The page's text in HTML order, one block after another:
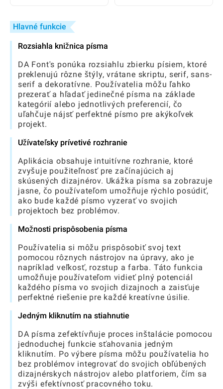
Hlavné funkcie
Rozsiahla knižnica písma
DA Font's ponúka rozsiahlu zbierku písiem, ktoré
preklenujú rôzne štýly, vrátane skriptu, serif, sans-
serif a dekoratívne. Používatelia môžu ľahko
prezerať a hľadať jedinečné písma na základe
kategórií alebo jednotlivých preferencií, čo
uľahčuje nájsť perfektné písmo pre akýkoľvek
projekt.
Užívateľsky prívetivé rozhranie
Aplikácia obsahuje intuitívne rozhranie, ktoré
zvyšuje použiteľnosť pre začínajúcich aj
skúsených dizajnérov. Ukážka písma sa zobrazuje
jasne, čo používateľom umožňuje rýchlo posúdiť,
ako bude každé písmo vyzerať vo svojich
projektoch bez problémov.
Možnosti prispôsobenia písma
Používatelia si môžu prispôsobiť svoj text
pomocou rôznych nástrojov na úpravy, ako je
napríklad veľkosť, rozstup a farba. Táto funkcia
umožňuje používateľom vidieť plný potenciál
každého písma vo svojich dizajnoch a zaisťuje
perfektné riešenie pre každé kreatívne úsilie.
Jedným kliknutím na stiahnutie
DA písma zefektívňuje proces inštalácie pomocou
jednoduchej funkcie sťahovania jedným
kliknutím. Po výbere písma môžu používatelia ho
bez problémov integrovať do svojich obľúbených
dizajnérskych nástrojov alebo platforiem, čím sa
zvýši efektívnosť pracovného toku.